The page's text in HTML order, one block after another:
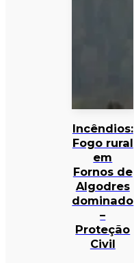
Incêndios:
Fogo rural
em
Fornos de
Algodres
dominado
–
Proteção
Civil